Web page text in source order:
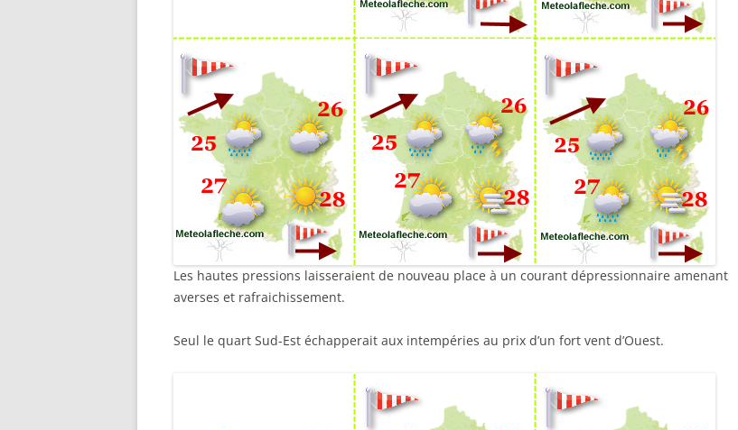
Les hautes pressions laisseraient de nouveau place à un courant dépressionnaire amenant
averses et rafraichissement.
Seul le quart Sud-Est échapperait aux intempéries au prix d’un fort vent d’Ouest.